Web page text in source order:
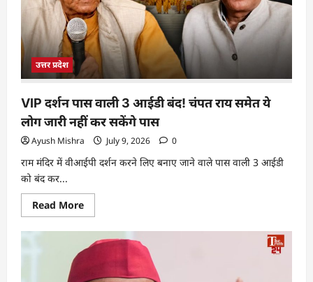
उत्तर प्रदेश
VIP दर्शन पास वाली 3 आईडी बंद! चंपत राय समेत ये
लोग जारी नहीं कर सकेंगे पास
Ayush Mishra July 9, 2026 0
राम मंदिर में वीआईपी दर्शन करने लिए बनाए जाने वाले पास वाली 3 आईडी
को बंद कर...
Read More